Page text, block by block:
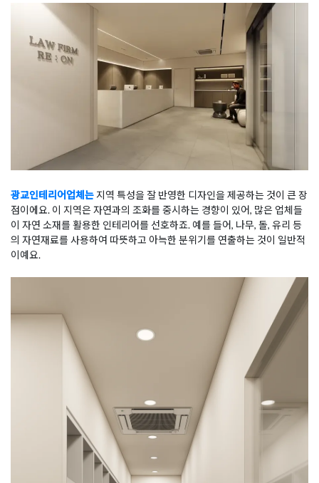
광교인테리어업체는지역 특성을 잘 반영한 디자인을 제공하는 것이 큰 장
점이에요. 이 지역은 자연과의 조화를 중시하는 경향이 있어, 많은 업체들
이 자연 소재를 활용한 인테리어를 선호하죠. 예를 들어, 나무, 돌, 유리 등
의 자연재료를 사용하여 따뜻하고 아늑한 분위기를 연출하는 것이 일반적
이예요.